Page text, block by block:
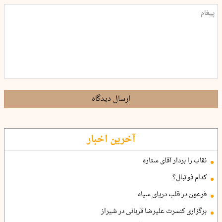
ارسال دیدگاه
آخرین اخبار
نقاب را بردار آقای ستاره
کدام فوتبال؟
فرعون در قلب دریای سیاه
برگزاری کنسرت علیرضا قربانی در شیراز